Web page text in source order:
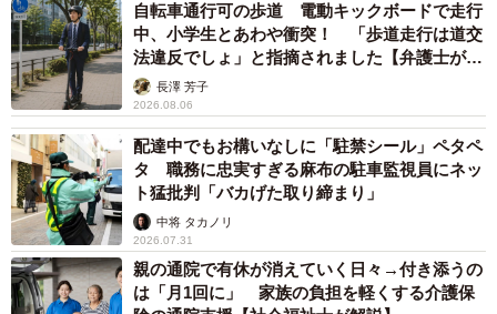
自転車通行可の歩道 電動キックボードで走行
中、小学生とあわや衝突！ 「歩道走行は道交
法違反でしょ」と指摘されました【弁護士が解
説】長澤 芳子
2026.08.06
配達中でもお構いなしに「駐禁シール」ペタペ
タ 職務に忠実すぎる麻布の駐車監視員にネッ
ト猛批判「バカげた取り締まり」
中将 タカノリ
2026.07.31
親の通院で有休が消えていく日々→付き添うの
は「月1回に」 家族の負担を軽くする介護保